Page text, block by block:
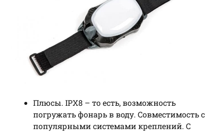
Плюсы. IPX8 – то есть, возможность
погружать фонарь в воду. Совместимость с
популярными системами креплений. С